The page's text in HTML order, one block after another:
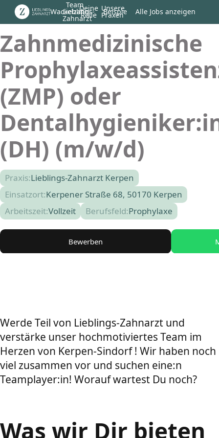
Wackelzahn
Team
Lieblings-
Zahnarzt
Deine
Rolle
Unsere
Praxen
Beispiel Alle Jobs anzeigen
Zahnmedizinische
(ZMP) oder
(DH) (m/w/d)
Praxis:Lieblings-Zahnarzt Kerpen
Einsatzort:Kerpener Straße 68, 50170 Kerpen
Arbeitszeit:Vollzeit Berufsfeld:Prophylaxe
Bewerben
Werde Teil von Lieblings-Zahnarzt und
verstärke unser hochmotiviertes Team im
Herzen von Kerpen-Sindorf ! Wir haben noch
viel zusammen vor und suchen eine:n
Teamplayer:in! Worauf wartest Du noch?
Was wir Dir bieten